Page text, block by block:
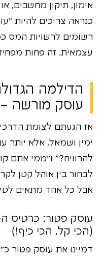
אימון, תיקון מחשבים,
כנראה צריכים להיות
רשומים לרשויות המס
עצמאית. זה פחות
הדילמה
עוסק מורשה
אז הגעתם לצומת
ימין ושמאל, אלא יותר
להרוויח?" ו"ממי אתם
לבחור בין אוהל קטן
אבל כל אחד מתאים
עוסק פטור: כרטיס
(הכי קל, הכי כיף!)
דמיינו את עוסק פטור